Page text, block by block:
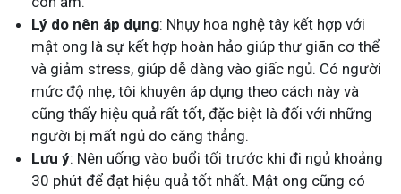
Lý do nên áp dụng: Nhụy hoa nghệ tây kết hợp với
mật ong là sự kết hợp hoàn hảo giúp thư giãn cơ thể
và giảm stress, giúp dễ dàng vào giấc ngủ. Có người
mức độ nhẹ, tôi khuyên áp dụng theo cách này và
cũng thấy hiệu quả rất tốt, đặc biệt là đối với những
người bị mất ngủ do căng thẳng.
Lưu ý: Nên uống vào buổi tối trước khi đi ngủ khoảng
30 phút để đạt hiệu quả tốt nhất. Mật ong cũng có